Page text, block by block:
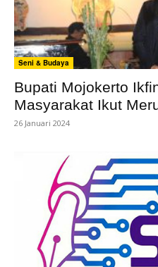
Seni & Budaya
Bupati Mojokerto
Masyarakat Ikut
26 Januari 2024